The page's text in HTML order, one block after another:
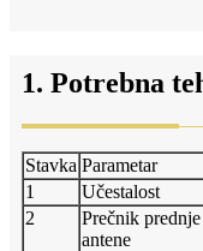
1. Potrebna
Stavka Parametar
1
Učestalost
2
Prečnik prednje
antene